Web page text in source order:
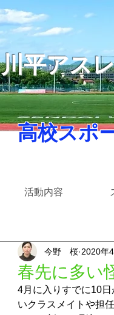
川平アス
高校スポ
活動内容
春先に多い
今野 桜 2020年
4月に入りすでに10
いクラスメイトや担